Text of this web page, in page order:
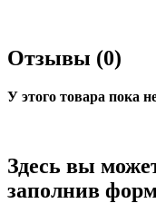
Отзывы (0)
У этого товара пока
Здесь вы
заполнив